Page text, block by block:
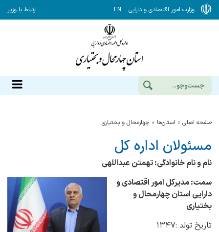
وزارت امور اقتصادی و دارایی EN ارتباط با وزیر
صفحه اصلی استان‌ها چهارمحال و بختياري
مسئولان اداره کل
نام و نام خانوادگی: تهمتن عبداللهی
سمت: مدیرکل امور اقتصادی و
دارایی استان چهارمحال و
بختیاری
تاریخ تولد :۱۳۴۷